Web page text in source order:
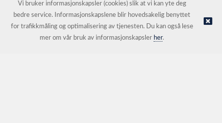
© Aquatools As |Nettbutikk levert av Kréatif
Vi bruker informasjonskapsler (cookies) slik at vi kan yte deg
bedre service. Informasjonskapslene blir hovedsakelig benyttet
for trafikkmåling og optimalisering av tjenesten. Du kan også lese
mer om vår bruk av informasjonskapsler her.